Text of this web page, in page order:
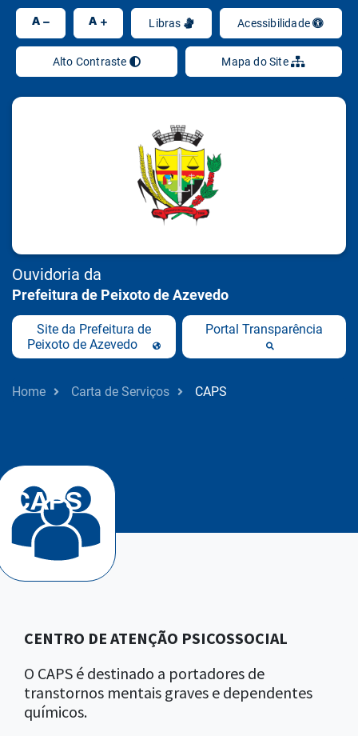
A A Libras Acessibilidade
Alto Contraste Mapa do Site
Ouvidoria da
Prefeitura de Peixoto de Azevedo
Site da Prefeitura de
Peixoto de Azevedo
Portal Transparência
Home Carta de Serviços CAPS
CAPS
CENTRO DE ATENÇÃO PSICOSSOCIAL
O CAPS é destinado a portadores de
transtornos mentais graves e dependentes
químicos.